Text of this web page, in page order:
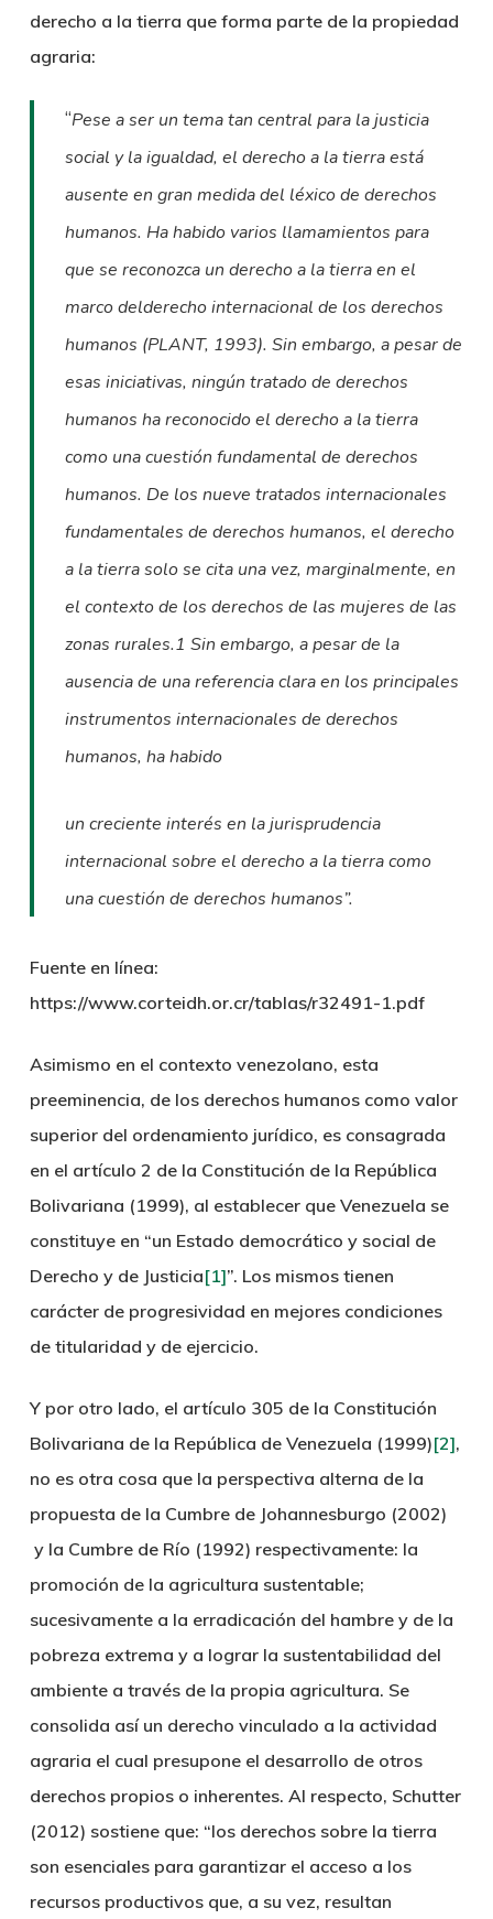
derecho a la tierra que forma parte de la propiedad
agraria:
“Pese a ser un tema tan central para la justicia
social y la igualdad, el derecho a la tierra está
ausente en gran medida del léxico de derechos
humanos. Ha habido varios llamamientos para
que se reconozca un derecho a la tierra en el
marco delderecho internacional de los derechos
humanos (PLANT, 1993). Sin embargo, a pesar de
esas iniciativas, ningún tratado de derechos
humanos ha reconocido el derecho a la tierra
como una cuestión fundamental de derechos
humanos. De los nueve tratados internacionales
fundamentales de derechos humanos, el derecho
a la tierra solo se cita una vez, marginalmente, en
el contexto de los derechos de las mujeres de las
zonas rurales.1 Sin embargo, a pesar de la
ausencia de una referencia clara en los principales
instrumentos internacionales de derechos
humanos, ha habido
un creciente interés en la jurisprudencia
internacional sobre el derecho a la tierra como
una cuestión de derechos humanos”.
Fuente en línea:
https://www.corteidh.or.cr/tablas/r32491-1.pdf
Asimismo en el contexto venezolano, esta
preeminencia, de los derechos humanos como valor
superior del ordenamiento jurídico, es consagrada
en el artículo 2 de la Constitución de la República
Bolivariana (1999), al establecer que Venezuela se
constituye en “un Estado democrático y social de
Derecho y de Justicia[1]”. Los mismos tienen
carácter de progresividad en mejores condiciones
de titularidad y de ejercicio.
Y por otro lado, el artículo 305 de la Constitución
Bolivariana de la República de Venezuela (1999)[2],
no es otra cosa que la perspectiva alterna de la
propuesta de la Cumbre de Johannesburgo (2002)
y la Cumbre de Río (1992) respectivamente: la
promoción de la agricultura sustentable;
sucesivamente a la erradicación del hambre y de la
pobreza extrema y a lograr la sustentabilidad del
ambiente a través de la propia agricultura. Se
consolida así un derecho vinculado a la actividad
agraria el cual presupone el desarrollo de otros
derechos propios o inherentes. Al respecto, Schutter
(2012) sostiene que: “los derechos sobre la tierra
son esenciales para garantizar el acceso a los
recursos productivos que, a su vez, resultan